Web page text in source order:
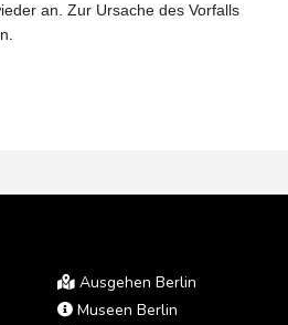
an. Zur Ursache des Vorfalls
Ausgehen Berlin
Museen Berlin